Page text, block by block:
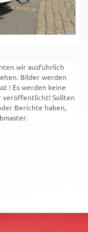
wir ausführlich
Bilder werden
! Es werden keine
veröffentlicht! Sollten
Berichte haben,